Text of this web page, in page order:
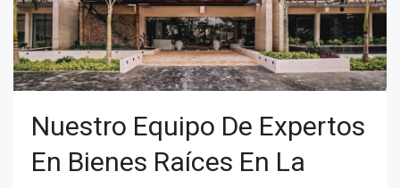
Nuestro Equipo De Expertos
En Bienes Raíces En La